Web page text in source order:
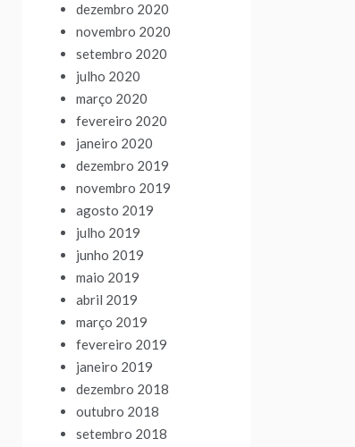
dezembro 2020
novembro 2020
setembro 2020
julho 2020
março 2020
fevereiro 2020
janeiro 2020
dezembro 2019
novembro 2019
agosto 2019
julho 2019
junho 2019
maio 2019
abril 2019
março 2019
fevereiro 2019
janeiro 2019
dezembro 2018
outubro 2018
setembro 2018